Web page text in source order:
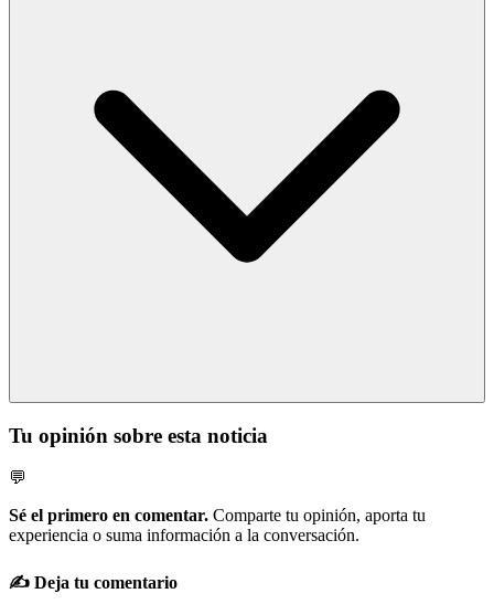
Tu opinión sobre esta noticia
💬
Sé el primero en comentar. Comparte tu opinión, aporta tu
experiencia o suma información a la conversación.
✍️ Deja tu comentario